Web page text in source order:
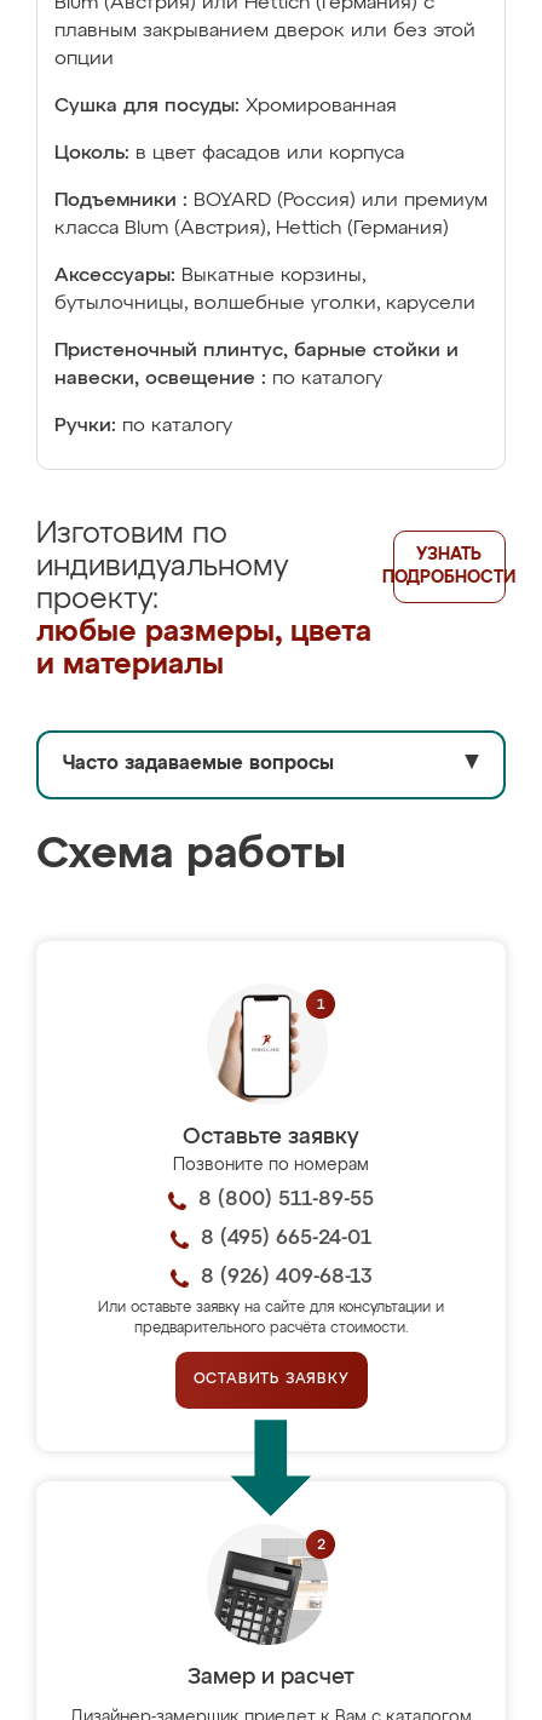
плавным закрыванием дверок или без этой
опции
Сушка для посуды: Хромированная
Цоколь: в цвет фасадов или корпуса
Подъемники : BOYARD (Россия) или премиум
класса Blum (Австрия), Hettich (Германия)
Аксессуары: Выкатные корзины,
бутылочницы, волшебные уголки, карусели
Пристеночный плинтус, барные стойки и
навески, освещение : по каталогу
Ручки: по каталогу
Изготовим по
индивидуальному
проекту:
любые размеры, цвета
и материалы
УЗНАТЬ
ПОДРОБНОСТИ
Часто задаваемые вопросы ▼
Схема работы
Оставьте заявку
Позвоните по номерам
8 (800) 511-89-55
8 (495) 665-24-01
8 (926) 409-68-13
Или оставьте заявку на сайте для консультации и
предварительного расчёта стоимости.
ОСТАВИТЬ ЗАЯВКУ
Замер и расчет